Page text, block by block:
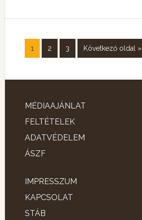
1 2 3 Következő oldal »
MÉDIAAJÁNLAT
FELTÉTELEK
ADATVÉDELEM
ÁSZF
IMPRESSZUM
KAPCSOLAT
STÁB